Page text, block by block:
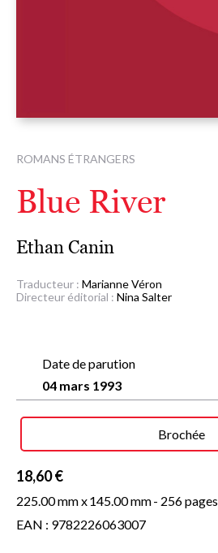
ROMANS ÉTRANGERS
Blue River
Ethan Canin
Traducteur : Marianne Véron
Directeur éditorial : Nina Salter
Date de parution
04 mars 1993
Brochée
18,60 €
225.00 mm x145.00 mm- 256 pages
EAN : 9782226063007